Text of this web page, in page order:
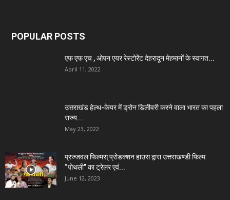
POPULAR POSTS
एफ एफ एच , ओपन एयर रेस्टोरेंट देहरादून मेहमानों के स्वागत...
April 11, 2022
उत्तराखंड हेल्थ-केयर में ड्रोन डिलीवरी करने वाला भारत का पहला
राज्य...
May 23, 2022
प्रज्जवल फिल्मस् प्रोडक्शन हाउस द्वारा उत्तराखण्डी फिल्म
“पोथली” का ट्रेलर एवं...
June 12, 2023